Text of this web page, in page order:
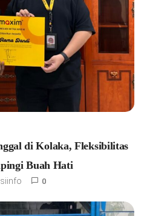
di Kolaka, Fleksibilitas
Buah Hati
0